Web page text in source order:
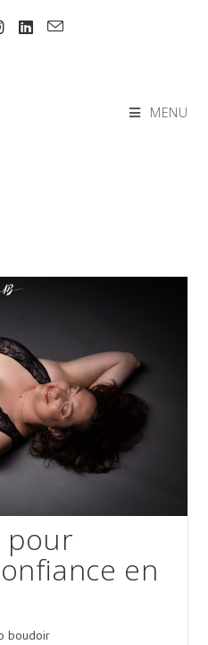
MENU
pour
en
boudoir